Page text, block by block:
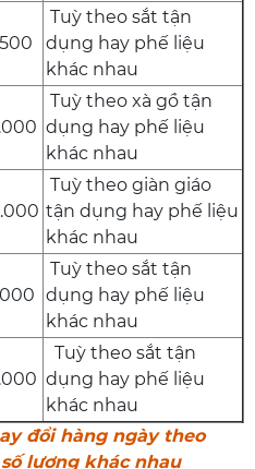
Tuỳ theo sắt tận
dụng hay phế liệu
khác nhau
Tuỳ theo xà gồ tận
dụng hay phế liệu
khác nhau
Tuỳ theo giàn giáo
tận dụng hay phế liệu
khác nhau
Tuỳ theo sắt tận
dụng hay phế liệu
khác nhau
Tuỳ theo sắt tận
dụng hay phế liệu
khác nhau
đổi hàng ngày theo
lượng khác nhau